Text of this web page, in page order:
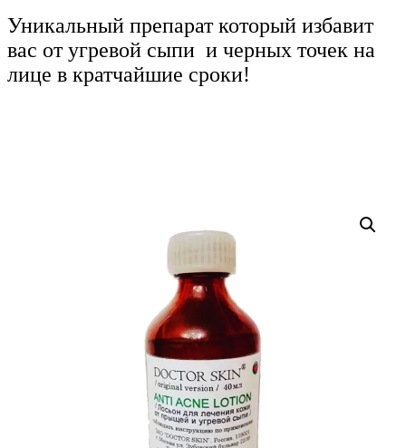
Уникальный препарат который избавит
вас от угревой сыпи и черных точек на
лице в кратчайшие сроки!